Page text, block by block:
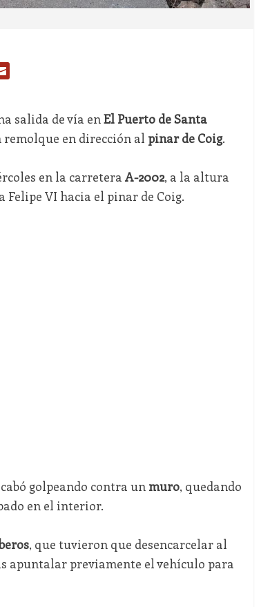
salida de vía enEl Puerto de Santa
en dirección al pinar de Coig.
en la carretera A-2002, a la altura
VI hacia el pinar de Coig.
golpeando contra un muro, quedando
en el interior.
, que tuvieron que desencarcelar al
apuntalar previamente el vehículo para